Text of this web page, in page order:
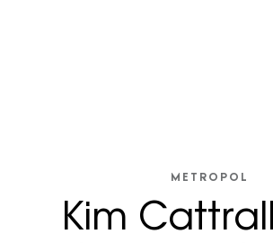
METROPOL
Kim